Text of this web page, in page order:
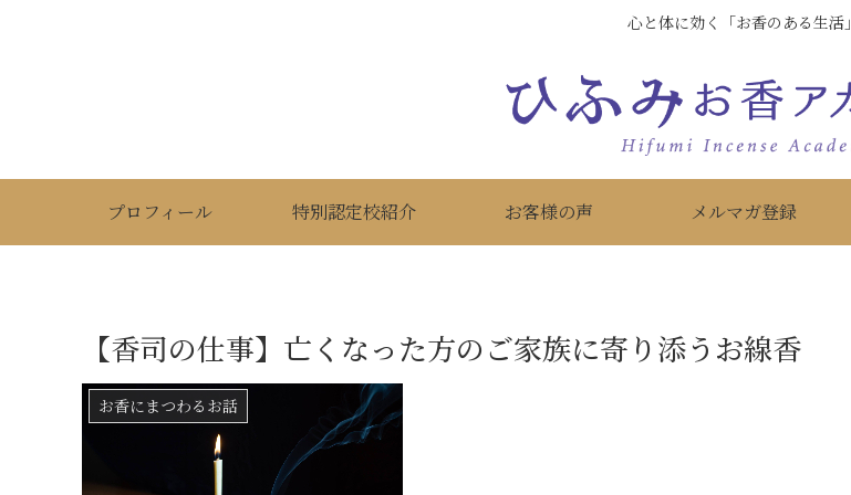
心と体に効く「お香のある生活」
プロフィール 特別認定校紹介 お客様の声 メルマガ登録
【香司の仕事】亡くなった方のご家族に寄り添うお線香
お香にまつわるお話